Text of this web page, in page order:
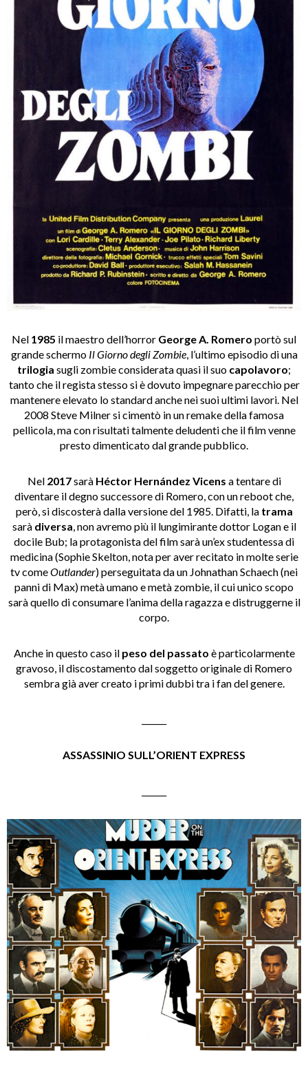
Nel 1985 il maestro dell’horror George A. Romero portò sul
grande schermo Il Giorno degli Zombie, l’ultimo episodio di una
trilogia sugli zombie considerata quasi il suo capolavoro;
tanto che il regista stesso si è dovuto impegnare parecchio per
mantenere elevato lo standard anche nei suoi ultimi lavori. Nel
2008 Steve Milner si cimentò in un remake della famosa
pellicola, ma con risultati talmente deludenti che il film venne
presto dimenticato dal grande pubblico.
Nel 2017sarà Héctor Hernández Vicens a tentare di
diventare il degno successore di Romero, con un reboot che,
però, si discosterà dalla versione del 1985. Difatti, la trama
sarà diversa, non avremo più il lungimirante dottor Logan e il
docile Bub; la protagonista del film sarà un’ex studentessa di
medicina (Sophie Skelton, nota per aver recitato in molte serie
tv comeOutlander) perseguitata da un Johnathan Schaech (nei
panni di Max) metà umano e metà zombie, il cui unico scopo
sarà quello di consumare l’anima della ragazza e distruggerne il
corpo.
Anche in questo caso il peso del passato è particolarmente
gravoso, il discostamento dal soggetto originale di Romero
sembra già aver creato i primi dubbi tra i fan del genere.
ASSASSINIO SULL’ORIENT EXPRESS